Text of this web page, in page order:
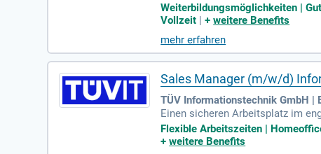
eben sind für uns
Weiterbildungsmöglichkeiten |
Vollzeit |+weitere Benefits
mehr erfahren
Sales Manager (m/w/d)
TÜV Informationstechnik GmbH |
Einen sicheren Arbeitsplatz im
aubstage; 24. und 31.12. frei,
Flexible Arbeitszeiten |
+weitere Benefits